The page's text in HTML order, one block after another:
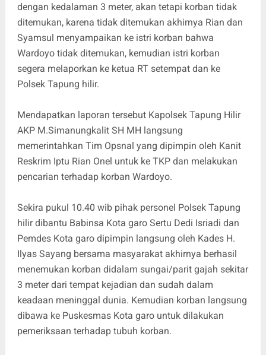
dengan kedalaman 3 meter, akan tetapi korban tidak
ditemukan, karena tidak ditemukan akhirnya Rian dan
Syamsul menyampaikan ke istri korban bahwa
Wardoyo tidak ditemukan, kemudian istri korban
segera melaporkan ke ketua RT setempat dan ke
Polsek Tapung hilir.
Mendapatkan laporan tersebut Kapolsek Tapung Hilir
AKP M.Simanungkalit SH MH langsung
memerintahkan Tim Opsnal yang dipimpin oleh Kanit
Reskrim Iptu Rian Onel untuk ke TKP dan melakukan
pencarian terhadap korban Wardoyo.
Sekira pukul 10.40 wib pihak personel Polsek Tapung
hilir dibantu Babinsa Kota garo Sertu Dedi Isriadi dan
Pemdes Kota garo dipimpin langsung oleh Kades H.
Ilyas Sayang bersama masyarakat akhirnya berhasil
menemukan korban didalam sungai/parit gajah sekitar
3 meter dari tempat kejadian dan sudah dalam
keadaan meninggal dunia. Kemudian korban langsung
dibawa ke Puskesmas Kota garo untuk dilakukan
pemeriksaan terhadap tubuh korban.